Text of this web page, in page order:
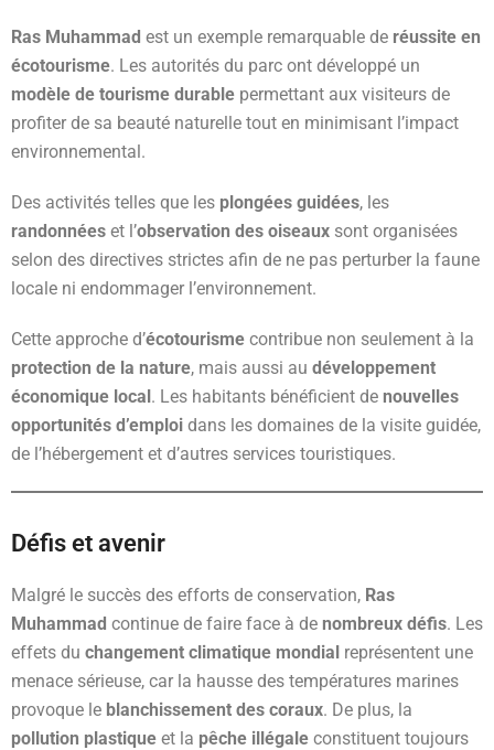
Ras Muhammad est un exemple remarquable de réussite en
écotourisme. Les autorités du parc ont développé un
modèle de tourisme durable permettant aux visiteurs de
profiter de sa beauté naturelle tout en minimisant l’impact
environnemental.
Des activités telles que les plongées guidées, les
randonnées et l’observation des oiseaux sont organisées
selon des directives strictes afin de ne pas perturber la faune
locale ni endommager l’environnement.
Cette approche d’écotourisme contribue non seulement à la
protection de la nature, mais aussi au développement
économique local. Les habitants bénéficient de nouvelles
opportunités d’emploi dans les domaines de la visite guidée,
de l’hébergement et d’autres services touristiques.
Défis et avenir
Malgré le succès des efforts de conservation, Ras
Muhammad continue de faire face à de nombreux défis. Les
effets du changement climatique mondial représentent une
menace sérieuse, car la hausse des températures marines
provoque le blanchissement des coraux. De plus, la
pollution plastique et la pêche illégale constituent toujours